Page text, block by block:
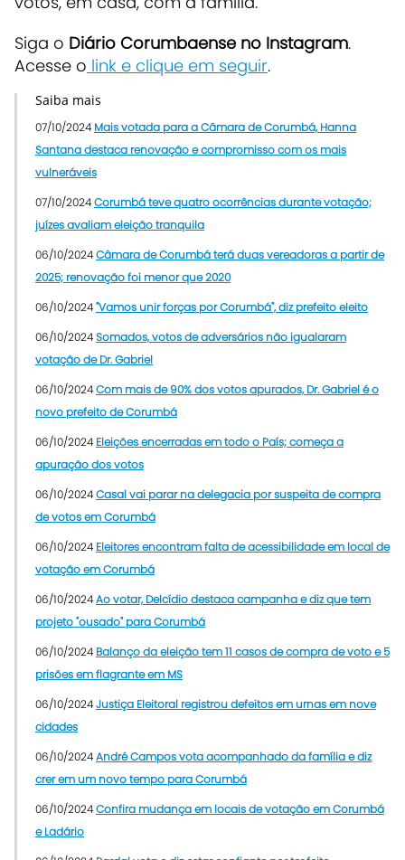
Siga o Diário Corumbaense no Instagram.
Acesse o link e clique em seguir.
Saiba mais
07/10/2024 Mais votada para a Câmara de Corumbá, Hanna
Santana destaca renovação e compromisso com os mais
vulneráveis
07/10/2024Corumbá teve quatro ocorrências durante votação;
juízes avaliam eleição tranquila
06/10/2024Câmara de Corumbá terá duas vereadoras a partir de
2025; renovação foi menor que 2020
06/10/2024"Vamos unir forças por Corumbá", diz prefeito eleito
06/10/2024Somados, votos de adversários não igualaram
votação de Dr. Gabriel
06/10/2024Com mais de 90% dos votos apurados, Dr. Gabriel é o
novo prefeito de Corumbá
06/10/2024 Eleições encerradas em todo o País; começa a
apuração dos votos
06/10/2024Casal vai parar na delegacia por suspeita de compra
de votos em Corumbá
06/10/2024 Eleitores encontram falta de acessibilidade em local de
votação em Corumbá
06/10/2024Ao votar, Delcídio destaca campanha e diz que tem
projeto "ousado" para Corumbá
06/10/2024 Balanço da eleição tem 11 casos de compra de voto e 5
prisões em flagrante em MS
06/10/2024Justiça Eleitoral registrou defeitos em urnas em nove
cidades
06/10/2024André Campos vota acompanhado da família e diz
crer em um novo tempo para Corumbá
06/10/2024Confira mudança em locais de votação em Corumbá
e Ladário